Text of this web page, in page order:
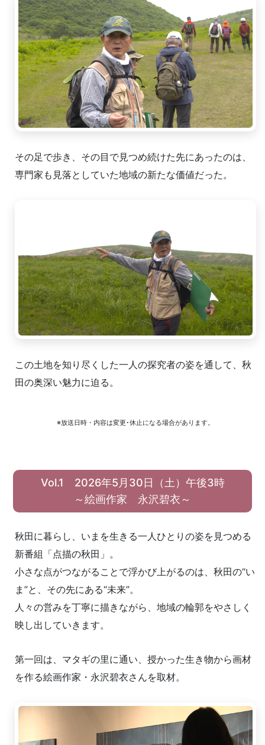
その足で歩き、その目で見つめ続けた先にあったのは、
専門家も見落としていた地域の新たな価値だった。
この土地を知り尽くした一人の探究者の姿を通して、秋
田の奥深い魅力に迫る。
※放送日時・内容は変更･休止になる場合があります。
Vol.1 2026年5月30日（土）午後3時
～絵画作家 永沢碧衣～
秋田に暮らし、いまを生きる一人ひとりの姿を見つめる
新番組「点描の秋田」。
小さな点がつながることで浮かび上がるのは、秋田の“い
ま”と、その先にある“未来”。
人々の営みを丁寧に描きながら、地域の輪郭をやさしく
映し出していきます。
第一回は、マタギの里に通い、授かった生き物から画材
を作る絵画作家・永沢碧衣さんを取材。